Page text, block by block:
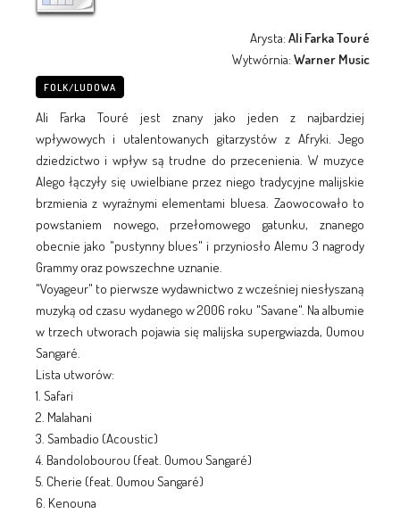
Arysta:Ali Farka Touré
Wytwórnia:Warner Music
FOLK/LUDOWA
Ali Farka Touré jest znany jako jeden z najbardziej
wpływowych i utalentowanych gitarzystów z Afryki. Jego
dziedzictwo i wpływ są trudne do przecenienia. W muzyce
Alego łączyły się uwielbiane przez niego tradycyjne malijskie
brzmienia z wyraźnymi elementami bluesa. Zaowocowało to
powstaniem nowego, przełomowego gatunku, znanego
obecnie jako "pustynny blues" i przyniosło Alemu 3 nagrody
Grammy oraz powszechne uznanie.
"Voyageur" to pierwsze wydawnictwo z wcześniej niesłyszaną
muzyką od czasu wydanego w 2006 roku "Savane". Na albumie
w trzech utworach pojawia się malijska supergwiazda, Oumou
Sangaré.
Lista utworów:
1. Safari
2. Malahani
3. Sambadio (Acoustic)
4. Bandolobourou (feat. Oumou Sangaré)
5. Cherie (feat. Oumou Sangaré)
6. Kenouna